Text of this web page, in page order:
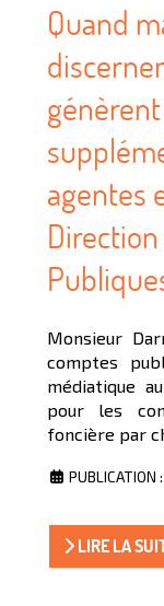
Quand
agentes
Monsieur
comptes
médiatique
pour les
foncière par
PUBLICATION
LIRE LA